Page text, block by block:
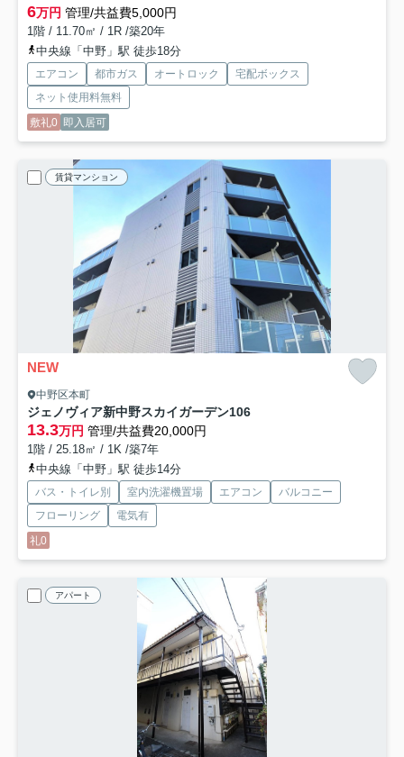
6万円 管理/共益費5,000円
1階 / 11.70㎡ / 1R /築20年
中央線「中野」駅 徒歩18分
エアコン 都市ガス オートロック
宅配ボックス
ネット使用料無料
敷礼0 即入居可
賃貸マンション
NEW
中野区本町
ジェノヴィア新中野スカイガーデン106
13.3万円 管理/共益費20,000円
1階 / 25.18㎡ / 1K /築7年
中央線「中野」駅 徒歩14分
バス・トイレ別 室内洗濯機置場 エアコン
バルコニー
フローリング
電気有
礼0
アパート